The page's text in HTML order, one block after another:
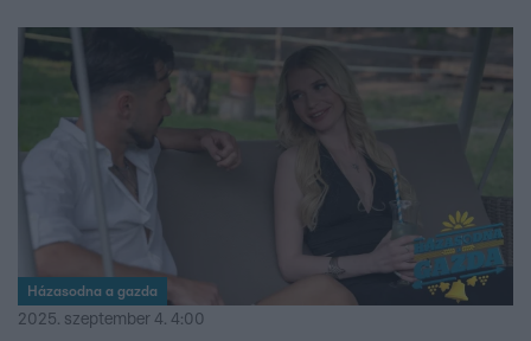
Házasodna a gazda
2025. szeptember 4. 4:00